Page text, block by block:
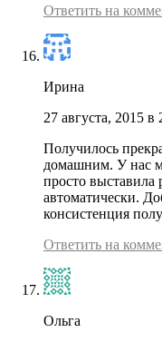
Ответить на
Ирина
27 августа, 2015 в
Получилось
домашним. У нас
просто
автоматически.
консистенция
Ответить на
Ольга